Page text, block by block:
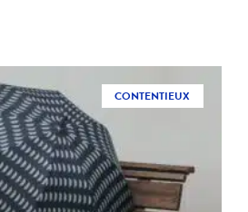
CONTENTIEUX